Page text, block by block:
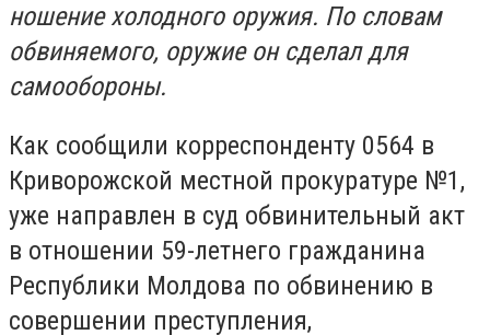
ношение холодного оружия. По словам
обвиняемого, оружие он сделал для
самообороны.
Как сообщили корреспонденту 0564 в
Криворожской местной прокуратуре №1,
уже направлен в суд обвинительный акт
в отношении 59-летнего гражданина
Республики Молдова по обвинению в
совершении преступления,